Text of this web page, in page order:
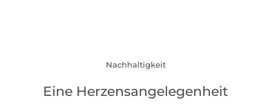
Nachhaltigkeit
Eine Herzensangelegenheit